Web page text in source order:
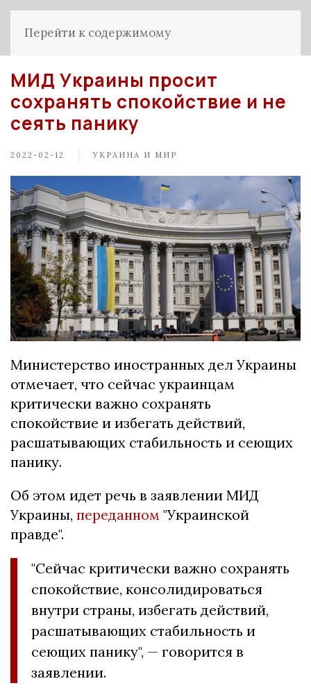
Перейти к содержимому
МИД Украины просит
сохранять спокойствие и не
сеять панику
2022-02-12 УКРАИНА И МИР
Министерство иностранных дел Украины
отмечает, что сейчас украинцам
критически важно сохранять
спокойствие и избегать действий,
расшатывающих стабильность и сеющих
панику.
Об этом идет речь в заявлении МИД
Украины, переданном "Украинской
правде".
"Сейчас критически важно сохранять
спокойствие, консолидироваться
внутри страны, избегать действий,
расшатывающих стабильность и
сеющих панику", — говорится в
заявлении.